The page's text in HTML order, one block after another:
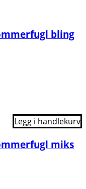
bling
Legg i handlekurv
miks